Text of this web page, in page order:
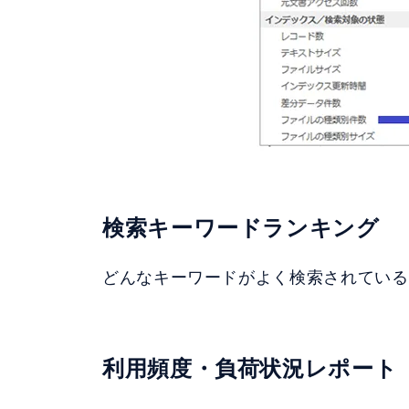
検索キーワードランキング
どんなキーワードがよく検索されてい
利用頻度・負荷状況レポート